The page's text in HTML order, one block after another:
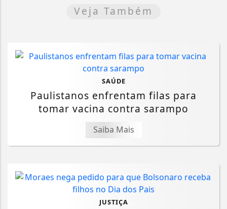
Veja Também
SAÚDE
Paulistanos enfrentam filas para
tomar vacina contra sarampo
Saiba Mais
JUSTIÇA